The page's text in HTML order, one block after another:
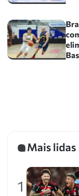
Mais lidas
1